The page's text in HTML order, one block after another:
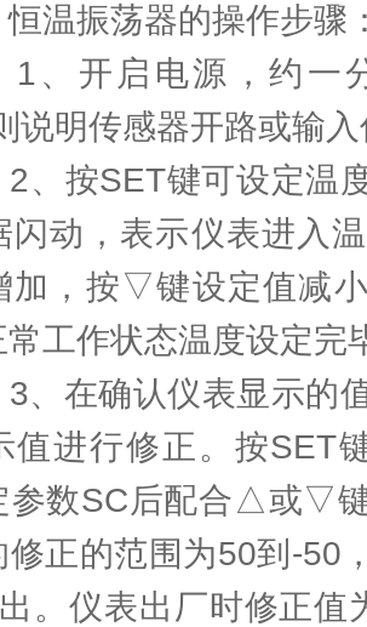
振荡器的操作步骤
开启电源，约一
说明传感器开路或输
按SET键可设定温度
闪动，表示仪表进入
加，按▽键设定值减
工作状态温度设定完
在确认仪表显示的值
值进行修正。按SET
参数SC后配合△或▽
修正的范围为50到-50
。仪表出厂时修正值